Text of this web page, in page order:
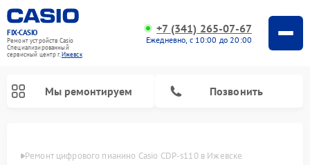
FIX-CASIO
Ремонт устройств Casio
Специализированный
cервисный центр г.Ижевск
+7 (341) 265-07-67
Ежедневно, с 10:00 до 20:00
Мы ремонтируем Позвонить
Ремонт цифрового пианино Casio CDP-s110 в Ижевске